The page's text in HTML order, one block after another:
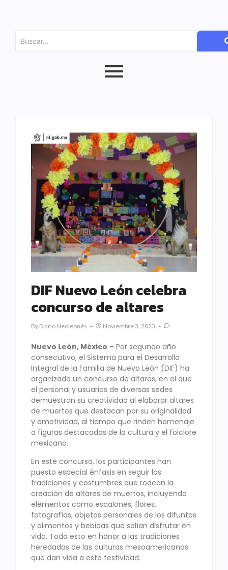
DIF Nuevo León celebra
concurso de altares
By Diario Neoleonés Noviembre 3, 2023
Nuevo León, México – Por segundo año
consecutivo, el Sistema para el Desarrollo
Integral de la Familia de Nuevo León (DIF) ha
organizado un concurso de altares, en el que
el personal y usuarios de diversas sedes
demuestran su creatividad al elaborar altares
de muertos que destacan por su originalidad
y emotividad, al tiempo que rinden homenaje
a figuras destacadas de la cultura y el folclore
mexicano.
En este concurso, los participantes han
puesto especial énfasis en seguir las
tradiciones y costumbres que rodean la
creación de altares de muertos, incluyendo
elementos como escalones, flores,
fotografías, objetos personales de los difuntos
y alimentos y bebidas que solían disfrutar en
vida. Todo esto en honor a las tradiciones
heredadas de las culturas mesoamericanas
que dan vida a esta festividad.